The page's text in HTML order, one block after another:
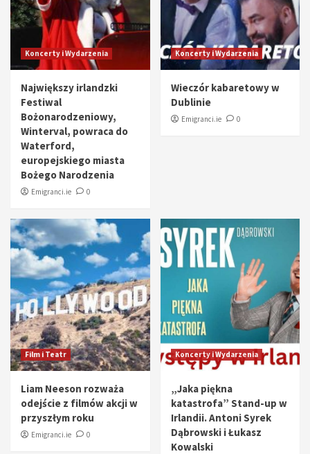
Koncerty i Wydarzenia
Największy irlandzki
Festiwal
Bożonarodzeniowy,
Winterval, powraca do
Waterford,
europejskiego miasta
Bożego Narodzenia
Emigranci.ie 0
Koncerty i Wydarzenia
Wieczór kabaretowy w
Dublinie
Emigranci.ie 0
Film i Teatr
Liam Neeson rozważa
odejście z filmów akcji w
przyszłym roku
Emigranci.ie 0
Koncerty i Wydarzenia
„Jaka piękna
katastrofa” Stand-up w
Irlandii. Antoni Syrek
Dąbrowski i Łukasz
Kowalski